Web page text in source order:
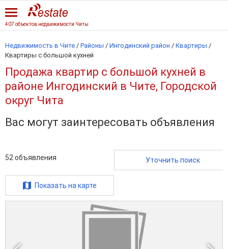
407 объектов недвижимости Читы
Недвижимость в Чите / Районы / Ингодинский район / Квартиры /
Квартиры с большой кухней
Продажа квартир с большой кухней в
районе Ингодинский в Чите, Городской
округ Чита
Вас могут заинтересовать объявления
52 объявления Уточнить поиск
Показать на карте